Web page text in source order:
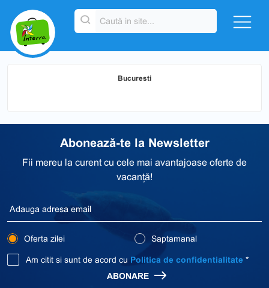
Bucuresti
Abonează-te la Newsletter
Fii mereu la curent cu cele mai avantajoase oferte de
vacanță!
Oferta zilei Saptamanal
Am citit si sunt de acord cu Politica de confidentialitate *
ABONARE